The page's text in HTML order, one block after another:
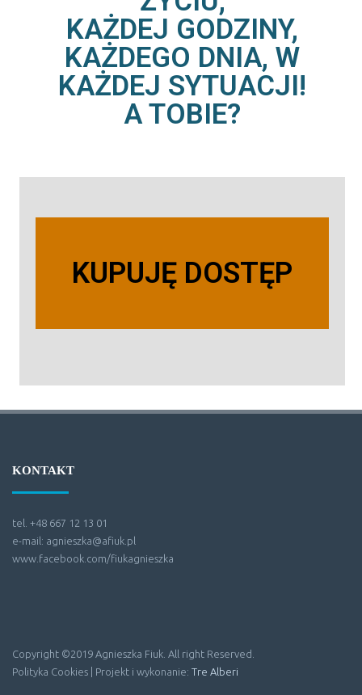
KAŻDEJ GODZINY,
KAŻDEGO DNIA, W
KAŻDEJ SYTUACJI!
A TOBIE?
KUPUJĘ DOSTĘP
KONTAKT
tel. +48 667 12 13 01
e-mail: agnieszka@afiuk.pl
www.facebook.com/fiukagnieszka
Copyright ©2019 Agnieszka Fiuk. All right Reserved.
Polityka Cookies | Projekt i wykonanie: Tre Alberi